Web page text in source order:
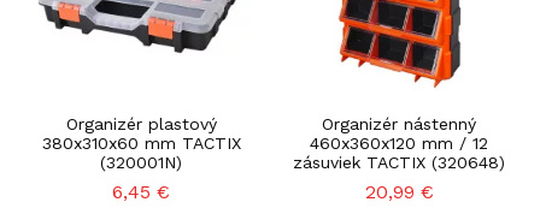
Organizér plastový
380x310x60 mm TACTIX
(320001N)
6,45 €
Organizér nástenný
460x360x120 mm / 12
zásuviek TACTIX (320648)
20,99 €